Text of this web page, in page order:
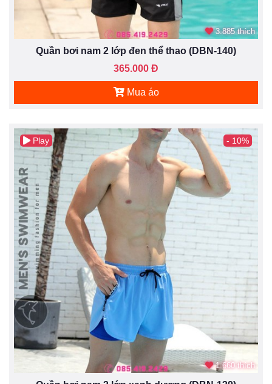
3.885 thích
Quần bơi nam 2 lớp đen thể thao (DBN-140)
365.000 Đ
Mua áo
- 10%
Play
1.660 thích